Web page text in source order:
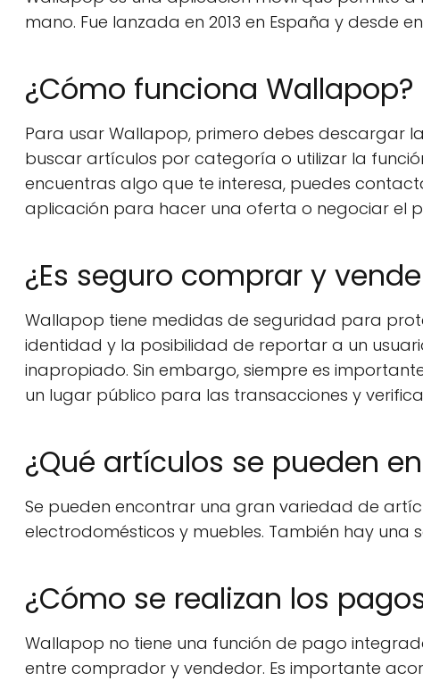
mano. Fue lanzada en 2013 en España y desde
¿Cómo funciona Wallapop?
Para usar Wallapop, primero debes descargar
buscar artículos por categoría o utilizar la
encuentras algo que te interesa, puedes
aplicación para hacer una oferta o negociar el
¿Es seguro comprar y
Wallapop tiene medidas de seguridad para
identidad y la posibilidad de reportar a un
inapropiado. Sin embargo, siempre es
un lugar público para las transacciones y
¿Qué artículos se pueden
Se pueden encontrar una gran variedad de
electrodomésticos y muebles. También hay una
¿Cómo se realizan los
Wallapop no tiene una función de pago
entre comprador y vendedor. Es importante